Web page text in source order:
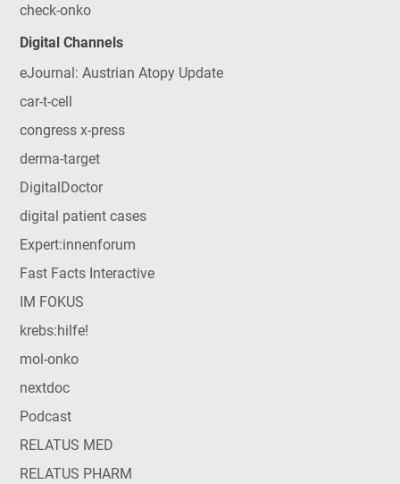
check-onko
Digital Channels
eJournal: Austrian Atopy Update
car-t-cell
congress x-press
derma-target
DigitalDoctor
digital patient cases
Expert:innenforum
Fast Facts Interactive
IM FOKUS
krebs:hilfe!
mol-onko
nextdoc
Podcast
RELATUS MED
RELATUS PHARM